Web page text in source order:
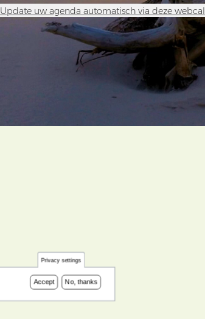
Update uw agenda automatisch via deze webcal
Privacy settings
Accept No, thanks